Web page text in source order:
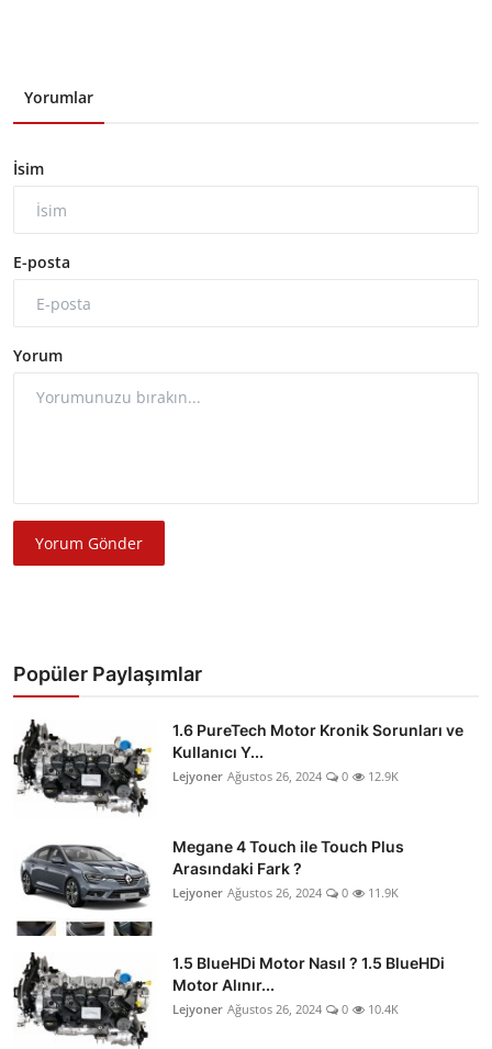
Yorumlar
İsim
E-posta
Yorum
Yorum Gönder
Popüler Paylaşımlar
1.6 PureTech Motor Kronik Sorunları ve
Kullanıcı Y...
Lejyoner Ağustos 26, 2024 0 12.9K
Megane 4 Touch ile Touch Plus
Arasındaki Fark ?
Lejyoner Ağustos 26, 2024 0 11.9K
1.5 BlueHDi Motor Nasıl ? 1.5 BlueHDi
Motor Alınır...
Lejyoner Ağustos 26, 2024 0 10.4K